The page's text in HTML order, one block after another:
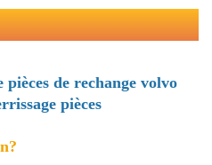
de rechange volvo
pièces